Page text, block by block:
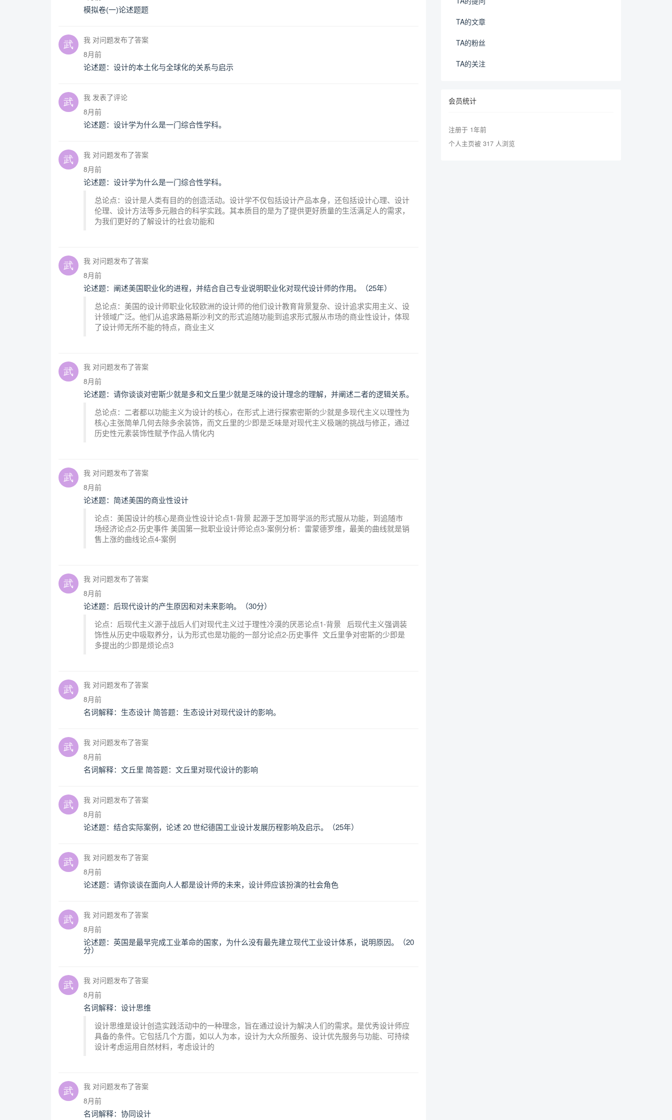
模拟卷(一)论述题题
我 对问题发布了答案
8月前
论述题：设计的本土化与全球化的关系与启示
我 发表了评论
8月前
论述题：设计学为什么是一门综合性学科。
我 对问题发布了答案
8月前
论述题：设计学为什么是一门综合性学科。
总论点：设计是人类有目的的创造活动。设计学不仅包括设计产品本身，还包括设计心理、设计
伦理、设计方法等多元融合的科学实践。其本质目的是为了提供更好质量的生活满足人的需求，
为我们更好的了解设计的社会功能和
我 对问题发布了答案
8月前
论述题：阐述美国职业化的进程，并结合自己专业说明职业化对现代设计师的作用。（25年）
总论点：美国的设计师职业化较欧洲的设计师的他们设计教育背景复杂、设计追求实用主义、设
计领域广泛。他们从追求路易斯沙利文的形式追随功能到追求形式服从市场的商业性设计，体现
了设计师无所不能的特点，商业主义
我 对问题发布了答案
8月前
论述题：请你谈谈对密斯少就是多和文丘里少就是乏味的设计理念的理解，并阐述二者的逻辑关系。
总论点：二者都以功能主义为设计的核心，在形式上进行探索密斯的少就是多现代主义以理性为
核心主张简单几何去除多余装饰，而文丘里的少即是乏味是对现代主义极端的挑战与修正，通过
历史性元素装饰性赋予作品人情化内
我 对问题发布了答案
8月前
论述题：简述美国的商业性设计
论点：美国设计的核心是商业性设计论点1-背景 起源于芝加哥学派的形式服从功能，到追随市
场经济论点2-历史事件 美国第一批职业设计师论点3-案例分析：雷蒙德罗维，最美的曲线就是销
售上涨的曲线论点4-案例
我 对问题发布了答案
8月前
论述题：后现代设计的产生原因和对未来影响。（30分）
论点：后现代主义源于战后人们对现代主义过于理性冷漠的厌恶论点1-背景 后现代主义强调装
饰性从历史中吸取养分，认为形式也是功能的一部分论点2-历史事件 文丘里争对密斯的少即是
多提出的少即是烦论点3
我 对问题发布了答案
8月前
名词解释：生态设计 简答题：生态设计对现代设计的影响。
我 对问题发布了答案
8月前
名词解释：文丘里 简答题：文丘里对现代设计的影响
我 对问题发布了答案
8月前
论述题：结合实际案例，论述 20 世纪德国工业设计发展历程影响及启示。（25年）
我 对问题发布了答案
8月前
论述题：请你谈谈在面向人人都是设计师的未来，设计师应该扮演的社会角色
我 对问题发布了答案
8月前
论述题：英国是最早完成工业革命的国家，为什么没有最先建立现代工业设计体系，说明原因。（20
分）
我 对问题发布了答案
8月前
名词解释：设计思维
设计思维是设计创造实践活动中的一种理念，旨在通过设计为解决人们的需求。是优秀设计师应
具备的条件。它包括几个方面，如以人为本，设计为大众所服务、设计优先服务与功能、可持续
设计考虑运用自然材料，考虑设计的
我 对问题发布了答案
8月前
名词解释：协同设计
TA的文章
TA的粉丝
TA的关注
会员统计
注册于 1年前
个人主页被 317 人浏览